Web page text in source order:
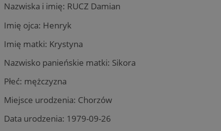
Nazwiska i imię: RUCZ Damian
Imię ojca: Henryk
Imię matki: Krystyna
Nazwisko panieńskie matki: Sikora
Płeć: mężczyzna
Miejsce urodzenia: Chorzów
Data urodzenia: 1979-09-26